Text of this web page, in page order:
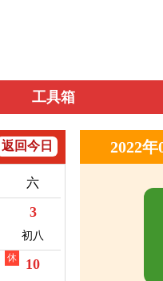
工具箱
返回今日
六
3
初八
10
休
2022